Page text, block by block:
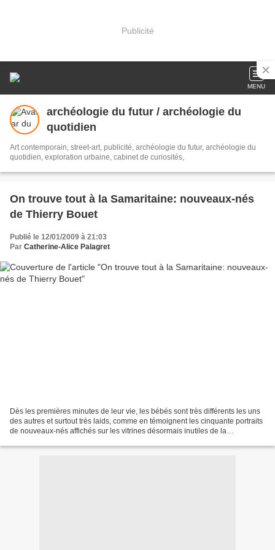
Publicité
MENU
archéologie du futur / archéologie du
quotidien
Art contemporain, street-art, publicité, archéologie du futur, archéologie du
quotidien, exploration urbaine, cabinet de curiosités,
On trouve tout à la Samaritaine: nouveaux-nés
de Thierry Bouet
Publié le 12/01/2009 à 21:03
Par Catherine-Alice Palagret
Dès les premières minutes de leur vie, les bébés sont très différents les uns
des autres et surtout très laids, comme en témoignent les cinquante portraits
de nouveaux-nés affichés sur les vitrines désormais inutiles de la